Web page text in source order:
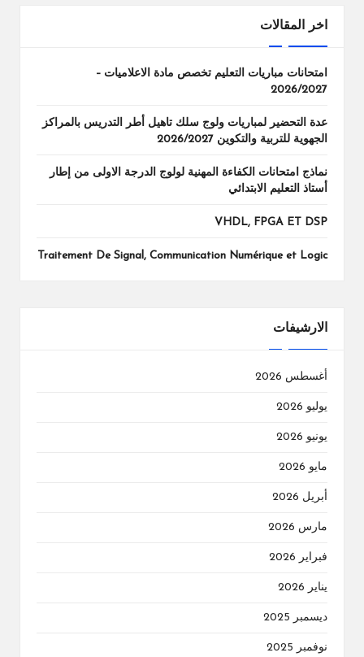
اخر المقالات
امتحانات مباريات التعليم تخصص مادة الاعلاميات –
2026/2027
عدة التحضير لمباريات ولوج سلك تاهيل أطر التدريس بالمراكز
الجهوية للتربية والتكوين 2026/2027
نماذج امتحانات الكفاءة المهنية لولوج الدرجة الاولى من إطار
أستاذ التعليم الابتدائي
VHDL, FPGA ET DSP
Traitement De Signal, Communication Numérique et Logic
الارشيفات
أغسطس 2026
يوليو 2026
يونيو 2026
مايو 2026
أبريل 2026
مارس 2026
فبراير 2026
يناير 2026
ديسمبر 2025
نوفمبر 2025